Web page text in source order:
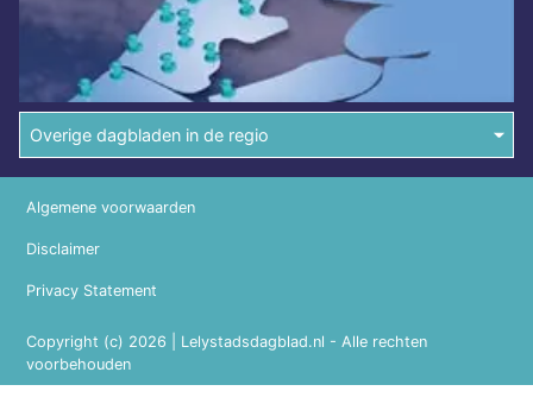
Overige dagbladen in de regio
Copyright (c) 2026 | Lelystadsdagblad.nl - Alle rechten
voorbehouden
Algemene voorwaarden
Disclaimer
Privacy Statement